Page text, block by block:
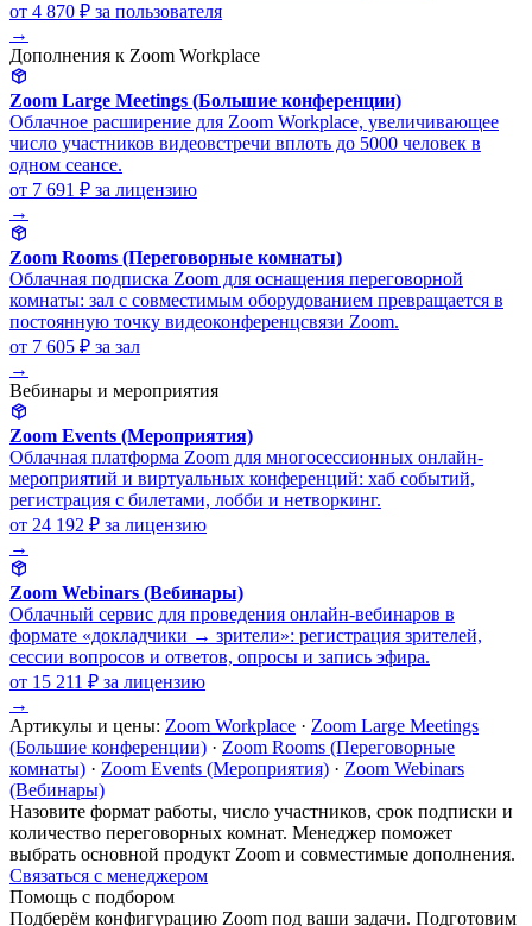
от 4 870 ₽ за пользователя
→
Дополнения к Zoom Workplace
Zoom Large Meetings (Большие конференции)
Облачное расширение для Zoom Workplace, увеличивающее
число участников видеовстречи вплоть до 5000 человек в
одном сеансе.
от 7 691 ₽ за лицензию
→
Zoom Rooms (Переговорные комнаты)
Облачная подписка Zoom для оснащения переговорной
комнаты: зал с совместимым оборудованием превращается в
постоянную точку видеоконференцсвязи Zoom.
от 7 605 ₽ за зал
→
Вебинары и мероприятия
Zoom Events (Мероприятия)
Облачная платформа Zoom для многосессионных онлайн-
мероприятий и виртуальных конференций: хаб событий,
регистрация с билетами, лобби и нетворкинг.
от 24 192 ₽ за лицензию
→
Zoom Webinars (Вебинары)
Облачный сервис для проведения онлайн-вебинаров в
формате «докладчики → зрители»: регистрация зрителей,
сессии вопросов и ответов, опросы и запись эфира.
от 15 211 ₽ за лицензию
→
Артикулы и цены: Zoom Workplace · Zoom Large Meetings
(Большие конференции) · Zoom Rooms (Переговорные
комнаты) · Zoom Events (Мероприятия) · Zoom Webinars
(Вебинары)
Назовите формат работы, число участников, срок подписки и
количество переговорных комнат. Менеджер поможет
выбрать основной продукт Zoom и совместимые дополнения.
Связаться с менеджером
Помощь с подбором
Подберём конфигурацию Zoom под ваши задачи. Подготовим